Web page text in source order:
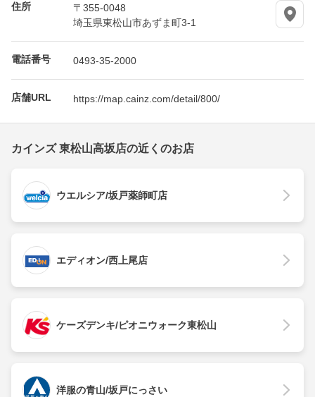
住所
〒355-0048
埼玉県東松山市あずま町3-1
電話番号 0493-35-2000
店舗URL https://map.cainz.com/detail/800/
カインズ 東松山高坂店の近くのお店
ウエルシア/坂戸薬師町店
エディオン/西上尾店
ケーズデンキ/ピオニウォーク東松山
洋服の青山/坂戸にっさい